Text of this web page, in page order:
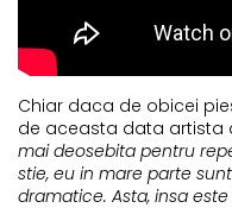
Chiar daca de obicei
de aceasta data artista
mai deosebita pentru
stie, eu in mare parte
dramatice. Asta, insa